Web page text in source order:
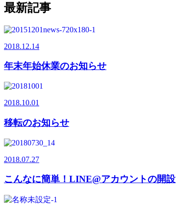
最新記事
2018.12.14
年末年始休業のお知らせ
2018.10.01
移転のお知らせ
2018.07.27
こんなに簡単！LINE@アカウントの開設